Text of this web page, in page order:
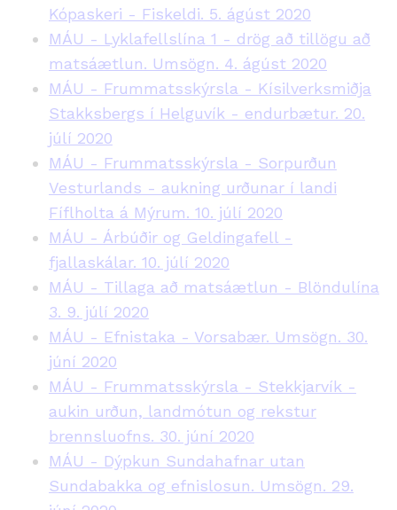
Kópaskeri - Fiskeldi. 5. ágúst 2020
MÁU - Lyklafellslína 1 - drög að tillögu að
matsáætlun. Umsögn. 4. ágúst 2020
MÁU - Frummatsskýrsla - Kísilverksmiðja
Stakksbergs í Helguvík - endurbætur. 20.
júlí 2020
MÁU - Frummatsskýrsla - Sorpurðun
Vesturlands - aukning urðunar í landi
Fíflholta á Mýrum. 10. júlí 2020
MÁU - Árbúðir og Geldingafell -
fjallaskálar. 10. júlí 2020
MÁU - Tillaga að matsáætlun - Blöndulína
3. 9. júlí 2020
MÁU - Efnistaka - Vorsabær. Umsögn. 30.
júní 2020
MÁU - Frummatsskýrsla - Stekkjarvík -
aukin urðun, landmótun og rekstur
brennsluofns. 30. júní 2020
MÁU - Dýpkun Sundahafnar utan
Sundabakka og efnislosun. Umsögn. 29.